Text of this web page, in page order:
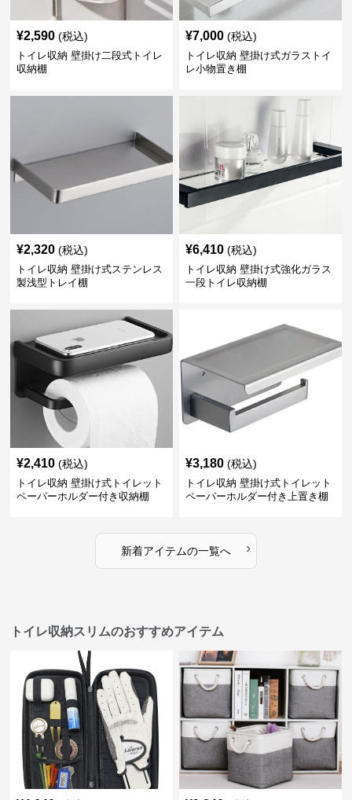
¥2,590 (税込)
トイレ収納 壁掛け二段式トイレ
収納棚
¥7,000 (税込)
トイレ収納 壁掛け式ガラストイ
レ小物置き棚
¥2,320 (税込)
トイレ収納 壁掛け式ステンレス
製浅型トレイ棚
¥6,410 (税込)
トイレ収納 壁掛け式強化ガラス
一段トイレ収納棚
¥2,410 (税込)
トイレ収納 壁掛け式トイレット
ペーパーホルダー付き収納棚
¥3,180 (税込)
トイレ収納 壁掛け式トイレット
ペーパーホルダー付き上置き棚
新着アイテムの一覧へ ›
トイレ収納スリムのおすすめアイテム